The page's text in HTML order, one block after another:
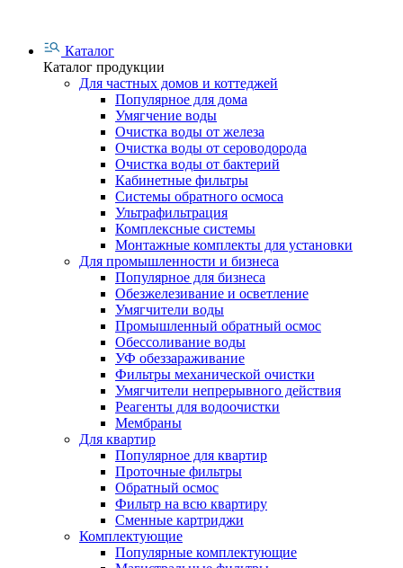
Каталог
Каталог продукции
Для частных домов и коттеджей
Популярное для дома
Умягчение воды
Очистка воды от железа
Очистка воды от сероводорода
Очистка воды от бактерий
Кабинетные фильтры
Системы обратного осмоса
Ультрафильтрация
Комплексные системы
Монтажные комплекты для установки
Для промышленности и бизнеса
Популярное для бизнеса
Обезжелезивание и осветление
Умягчители воды
Промышленный обратный осмос
Обессоливание воды
УФ обеззараживание
Фильтры механической очистки
Умягчители непрерывного действия
Реагенты для водоочистки
Мембраны
Для квартир
Популярное для квартир
Проточные фильтры
Обратный осмос
Фильтр на всю квартиру
Сменные картриджи
Комплектующие
Популярные комплектующие